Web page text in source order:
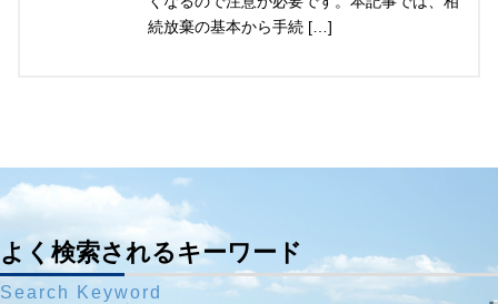
続放棄の基本から手続 […]
よく検索されるキーワード
Search Keyword